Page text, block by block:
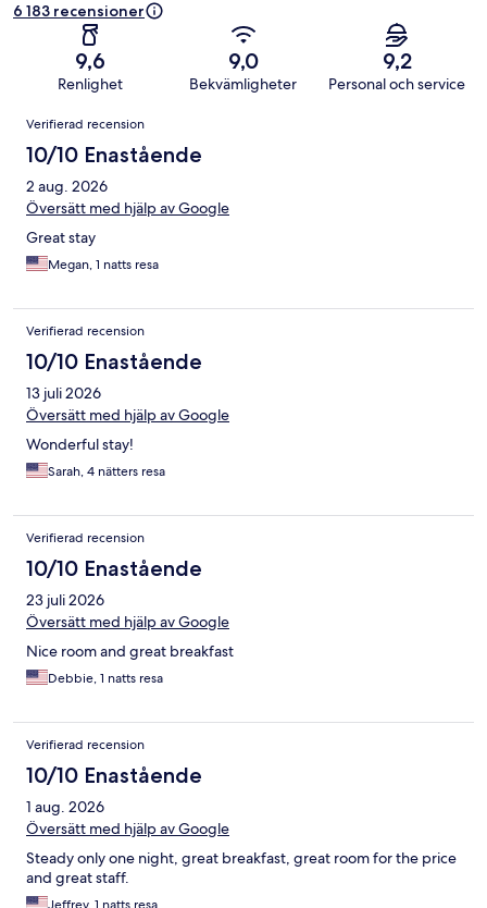
6 183 recensioner
9,6
Renlighet
9,0
Bekvämligheter
9,2
Personal och service
Recensioner
Verifierad recension
10/10 Enastående
2 aug. 2026
Översätt med hjälp av Google
Great stay
Megan, 1 natts resa
Verifierad recension
10/10 Enastående
13 juli 2026
Översätt med hjälp av Google
Wonderful stay!
Sarah, 4 nätters resa
Verifierad recension
10/10 Enastående
23 juli 2026
Översätt med hjälp av Google
Nice room and great breakfast
Debbie, 1 natts resa
Verifierad recension
10/10 Enastående
1 aug. 2026
Översätt med hjälp av Google
Steady only one night, great breakfast, great room for the price
and great staff.